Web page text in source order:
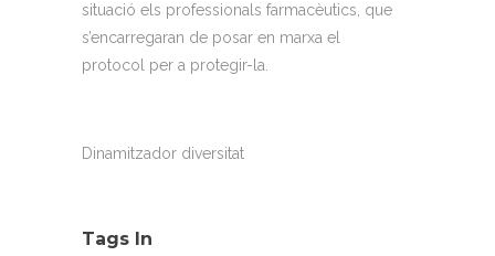
situació els professionals farmacèutics, que
s’encarregaran de posar en marxa el
protocol per a protegir-la.
Dinamitzador diversitat
Tags In